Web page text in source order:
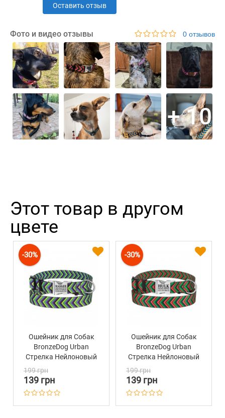
Оставить отзыв
Фото и видео отзывы 0 отзывов
+ 10
Этот товар в другом
цвете
-30%
Ошейник для Собак
BronzeDog Urban
Стрелка Нейлоновый
с Металлической
Пряжкой Салатово-
Фиолетовый
199 грн
139 грн
-30%
Ошейник для Собак
BronzeDog Urban
Стрелка Нейлоновый
с Металлической
Пряжкой Красно-
199 грн
139 грн